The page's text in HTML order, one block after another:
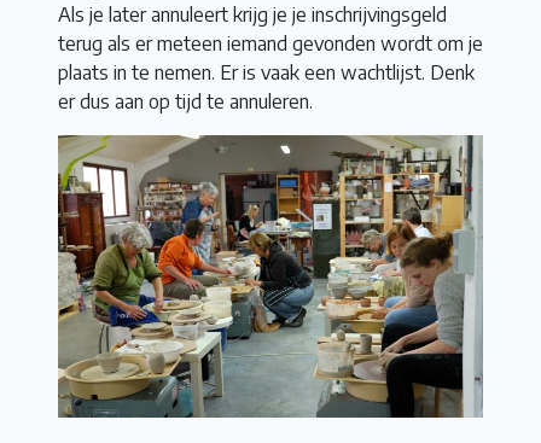
Als je later annuleert krijg je je inschrijvingsgeld
terug als er meteen iemand gevonden wordt om je
plaats in te nemen. Er is vaak een wachtlijst. Denk
er dus aan op tijd te annuleren.